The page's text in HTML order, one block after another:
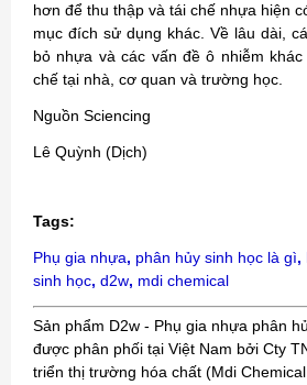
hơn để thu thập và tái chế nhựa hiện
mục đích sử dụng khác. Về lâu dài,
bỏ nhựa và các vấn đề ô nhiễm
chế tại nhà, cơ quan và trường học.
Nguồn Sciencing
Lê Quỳnh (Dịch)
Tags:
Phụ gia nhựa, phân hủy sinh học là gì,
sinh học, d2w, mdi chemical
Sản phẩm D2w - Phụ gia nhựa phân
được phân phối tại Việt Nam bởi Cty
triển thị trường hóa chất (Mdi Chemical